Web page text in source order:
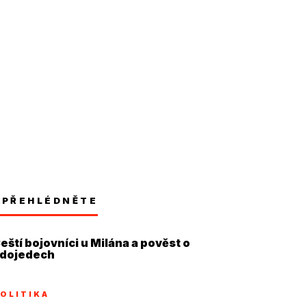
bojovníci u Milána a pověst o